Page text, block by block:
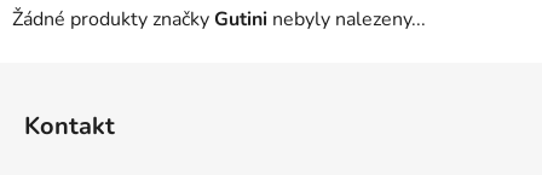
Žádné produkty značkyGutini nebyly nalezeny...
Kontakt